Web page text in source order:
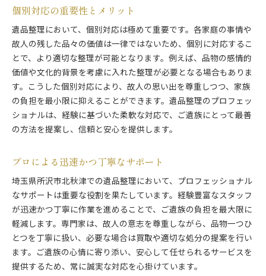
現場経験を活かした対応力
ニーズに応じたカスタマイズ対応
プロの目による適切な仕分け
計画的な進行と柔軟性の確保
安心と信頼を届ける所沢市北秋津の遺品整理専門サー
ビス
信頼できる実績と評価
安全性を重視した作業手法
透明性のあるサービス提供
安心感を生むプロの対応
信頼関係を築くための工夫
高品質なサービスの追求
遺品整理で所沢市北秋津での思い出を継承するための
方法
遺品の価値を見極めるポイント
家族と共有する思い出の保管
遺品整理での新しい価値の創出
個別対応の重要性とメリット
遺品整理において、個別対応は極めて重要です。各家庭の事情や
故人の残した品々の価値は一律ではないため、個別に対応するこ
とで、より適切な整理が可能となります。例えば、品物の感情的
価値や文化的背景を考慮に入れた整理が必要となる場合もありま
す。こうした個別対応により、故人の思い出を尊重しつつ、家族
の負担を最小限に抑えることができます。遺品整理のプロフェッ
ショナルは、経験に基づいた柔軟な対応で、ご遺族にとって最善
の方法を提案し、信頼と安心を提供します。
プロによる迅速かつ丁寧なサポート
埼玉県所沢市北秋津での遺品整理において、プロフェッショナル
なサポートは重要な役割を果たしています。経験豊富なスタッフ
が迅速かつ丁寧に作業を進めることで、ご遺族の負担を最大限に
軽減します。専門家は、故人の意志を尊重しながら、品物一つひ
とつを丁寧に扱い、必要な場合は買取や適切な処分の提案を行い
ます。ご遺族の心情に寄り添い、安心して任せられるサービスを
提供するため、常に誠実な対応を心掛けています。